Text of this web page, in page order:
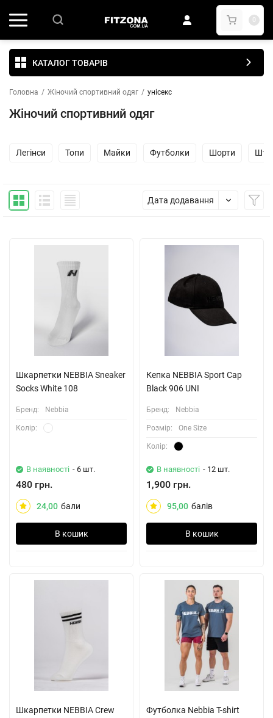
0
КАТАЛОГ ТОВАРІВ
Головна / Жіночий спортивний одяг / унісекс
Жіночий спортивний одяг
Легінси Топи Майки Футболки Шорти
Дата додавання
Шкарпетки NEBBIA Sneaker
Socks White 108
Бренд: Nebbia
Колiр:
В наявності - 6 шт.
480 грн.
24,00 бали
В кошик
Кепка NEBBIA Sport Cap
Black 906 UNI
Бренд: Nebbia
Розмiр: One Size
Колiр:
В наявності - 12 шт.
1,900 грн.
95,00 балів
В кошик
Шкарпетки NEBBIA Crew
Футболка Nebbia T-shirt